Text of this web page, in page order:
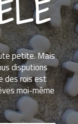
petite. Mais
disputions
des rois est
moi-même